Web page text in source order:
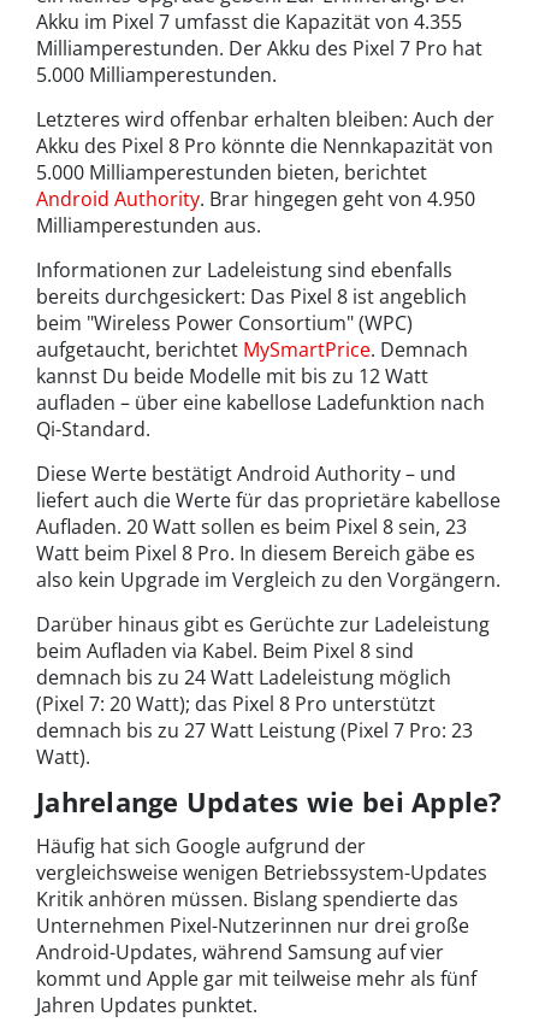
Akku im Pixel 7 umfasst die Kapazität von 4.355
Milliamperestunden. Der Akku des Pixel 7 Pro hat
5.000 Milliamperestunden.
Letzteres wird offenbar erhalten bleiben: Auch der
Akku des Pixel 8 Pro könnte die Nennkapazität von
5.000 Milliamperestunden bieten, berichtet
Android Authority. Brar hingegen geht von 4.950
Milliamperestunden aus.
Informationen zur Ladeleistung sind ebenfalls
bereits durchgesickert: Das Pixel 8 ist angeblich
beim "Wireless Power Consortium" (WPC)
aufgetaucht, berichtet MySmartPrice. Demnach
kannst Du beide Modelle mit bis zu 12 Watt
aufladen – über eine kabellose Ladefunktion nach
Qi-Standard.
Diese Werte bestätigt Android Authority – und
liefert auch die Werte für das proprietäre kabellose
Aufladen. 20 Watt sollen es beim Pixel 8 sein, 23
Watt beim Pixel 8 Pro. In diesem Bereich gäbe es
also kein Upgrade im Vergleich zu den Vorgängern.
Darüber hinaus gibt es Gerüchte zur Ladeleistung
beim Aufladen via Kabel. Beim Pixel 8 sind
demnach bis zu 24 Watt Ladeleistung möglich
(Pixel 7: 20 Watt); das Pixel 8 Pro unterstützt
demnach bis zu 27 Watt Leistung (Pixel 7 Pro: 23
Watt).
Jahrelange Updates wie bei Apple?
Häufig hat sich Google aufgrund der
vergleichsweise wenigen Betriebssystem-Updates
Kritik anhören müssen. Bislang spendierte das
Unternehmen Pixel-Nutzerinnen nur drei große
Android-Updates, während Samsung auf vier
kommt und Apple gar mit teilweise mehr als fünf
Jahren Updates punktet.